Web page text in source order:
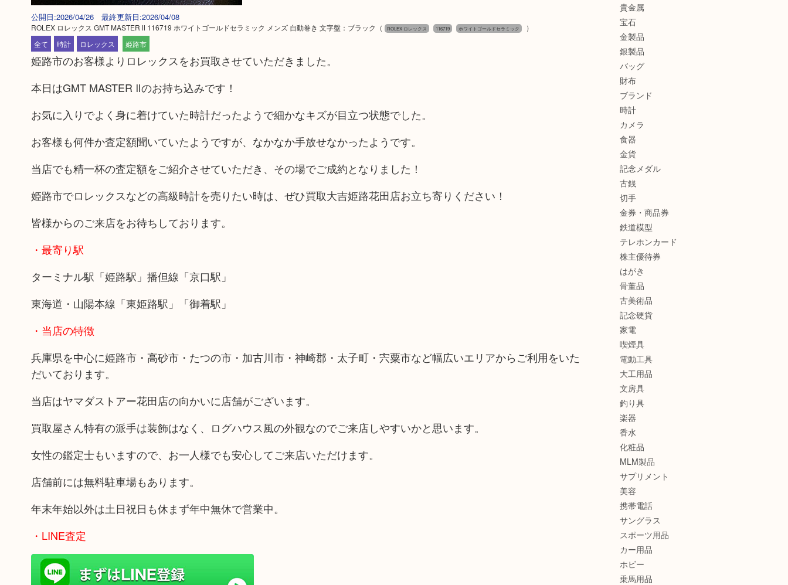
公開日:2026/04/26 最終更新日:2026/04/08
ROLEX ロレックス GMT MASTER Ⅱ 116719 ホワイトゴールドセラミック メンズ 自動巻き 文字盤：ブラック （ ROLEX ロレックス 116719 ホワイトゴールドセラミック
）
全て
時計 ロレックス 姫路市
姫路市のお客様よりロレックスをお買取させていただきました。
本日はGMT MASTER Ⅱのお持ち込みです！
お気に入りでよく身に着けていた時計だったようで細かなキズが目立つ状態でした。
お客様も何件か査定額聞いていたようですが、なかなか手放せなかったようです。
当店でも精一杯の査定額をご紹介させていただき、その場でご成約となりました！
姫路市でロレックスなどの高級時計を売りたい時は、ぜひ買取大吉姫路花田店お立ち寄りください！
皆様からのご来店をお待ちしております。
・最寄り駅
ターミナル駅「姫路駅」播但線「京口駅」
東海道・山陽本線「東姫路駅」「御着駅」
・当店の特徴
兵庫県を中心に姫路市・高砂市・たつの市・加古川市・神崎郡・太子町・宍粟市など幅広いエリアからご利用をいた
だいております。
当店はヤマダストアー花田店の向かいに店舗がございます。
買取屋さん特有の派手は装飾はなく、ログハウス風の外観なのでご来店しやすいかと思います。
女性の鑑定士もいますので、お一人様でも安心してご来店いただけます。
店舗前には無料駐車場もあります。
年末年始以外は土日祝日も休まず年中無休で営業中。
・LINE査定
貴金属
宝石
金製品
銀製品
バッグ
財布
ブランド
時計
カメラ
食器
金貨
記念メダル
古銭
切手
金券・商品券
鉄道模型
テレホンカード
株主優待券
はがき
骨董品
古美術品
記念硬貨
家電
喫煙具
電動工具
大工用品
文房具
釣り具
楽器
香水
化粧品
MLM製品
サプリメント
美容
携帯電話
サングラス
スポーツ用品
カー用品
ホビー
乗馬用品